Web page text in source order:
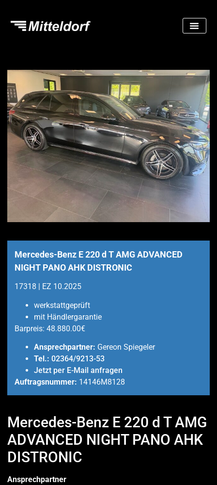
Mercedes-Benz E 220 d T AMG ADVANCED
NIGHT PANO AHK DISTRONIC
17318 | EZ 10.2025
werkstattgeprüft
mit Händlergarantie
Barpreis: 48.880.00€
Ansprechpartner: Gereon Spiegeler
Tel.: 02364/9213-53
Jetzt per E-Mail anfragen
Auftragsnummer: 14146M8128
Mercedes-Benz E 220 d T AMG
ADVANCED NIGHT PANO AHK
DISTRONIC
Ansprechpartner